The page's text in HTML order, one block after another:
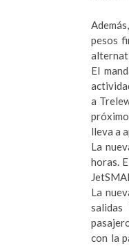
pesos
El
a
lleva a
La
horas.
La
salidas
con la